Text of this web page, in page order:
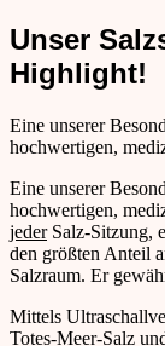
Unser
Highlight!
Eine unserer
hochwertigen,
Eine unserer
hochwertigen,
jederSalz-Sitzung,
den größten Anteil
Salzraum. Er
Mittels
Totes-Meer-Salz